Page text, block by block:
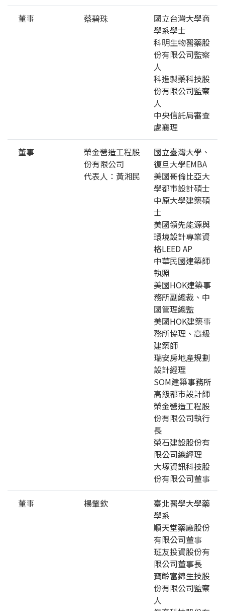
董事 蔡碧珠
國立台灣大學商
學系學士
科明生物醫藥股
份有限公司監察
人
科進製藥科技股
份有限公司監察
人
中央信託局審查
處襄理
董事
榮金營造工程股
份有限公司
代表人：黃湘民
國立臺灣大學、
復旦大學EMBA
美國哥倫比亞大
學都市設計碩士
中原大學建築碩
士
美國領先能源與
環境設計專業資
格LEED AP
中華民國建築師
執照
美國HOK建築事
務所副總裁、中
國管理總監
美國HOK建築事
務所協理、高級
建築師
瑞安房地產規劃
設計經理
SOM建築事務所
高級都市設計師
榮金營造工程股
份有限公司執行
長
榮石建設股份有
限公司總經理
大塚資訊科技股
份有限公司董事
董事 楊肇欽
臺北醫學大學藥
學系
順天堂藥廠股份
有限公司董事
班友投資股份有
限公司董事長
寶齡富錦生技股
份有限公司監察
人